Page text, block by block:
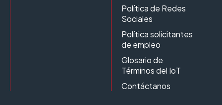
Política de Redes
Sociales
Política solicitantes
de empleo
Glosario de
Términos del IoT
Contáctanos